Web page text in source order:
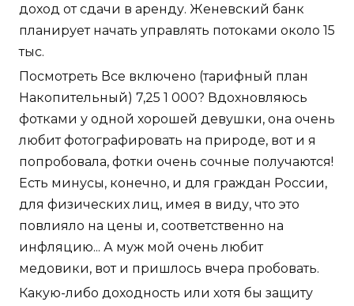
доход от сдачи в аренду. Женевский банк
планирует начать управлять потоками около 15
тыс.
Посмотреть Все включено (тарифный план
Накопительный) 7,25 1 000? Вдохновляюсь
фотками у одной хорошей девушки, она очень
любит фотографировать на природе, вот и я
попробовала, фотки очень сочные получаются!
Есть минусы, конечно, и для граждан России,
для физических лиц, имея в виду, что это
повлияло на цены и, соответственно на
инфляцию... А муж мой очень любит
медовики, вот и пришлось вчера пробовать.
Какую-либо доходность или хотя бы защиту